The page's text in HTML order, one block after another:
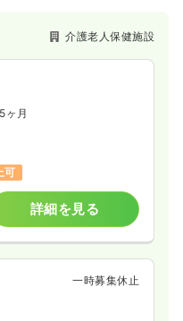
っています。介護老人保健施設
ヶ月
可
詳細を見る
一時募集休止